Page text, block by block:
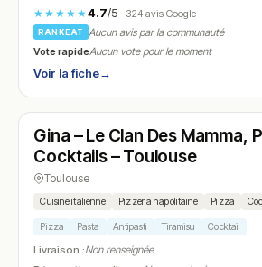
★★★★★4.7/5· 324 avis Google
RANKEAT
Aucun avis par la communauté
Vote rapideAucun vote pour le moment
Voir la fiche→
N° 25
Gina – Le Clan Des Mamma,
Cocktails – Toulouse
Toulouse
Cuisine italienne Pizzeria napolitaine Pizza
Pizza Pasta Antipasti Tiramisu Cocktail
Livraison :Non renseignée